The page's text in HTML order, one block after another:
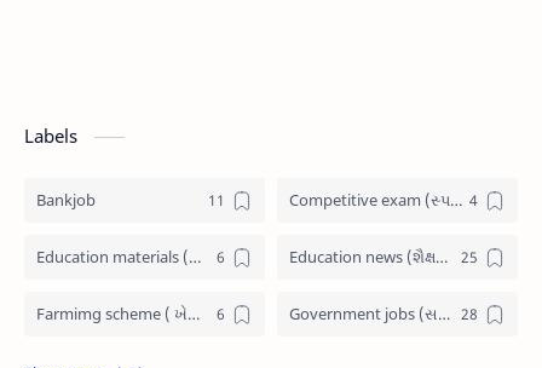
Labels
Bankjob Competitive exam (સ્પર્ધાત્મક પરીક્ષા)
Education materials (શૈક્ષણિક પુસ્તકો) Education news (શૈક્ષણિક સમાચાર)
Farmimg scheme ( ખેતીવાડી યોજના ) Government jobs (સરકારી નોકરી)